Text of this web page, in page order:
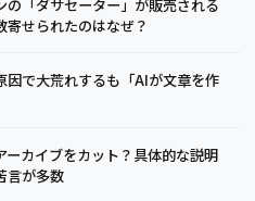
の「ダサセーター」が販売される
せられたのはなぜ？
因で大荒れするも「AIが文章を作
ーカイブをカット？具体的な説明
言が多数